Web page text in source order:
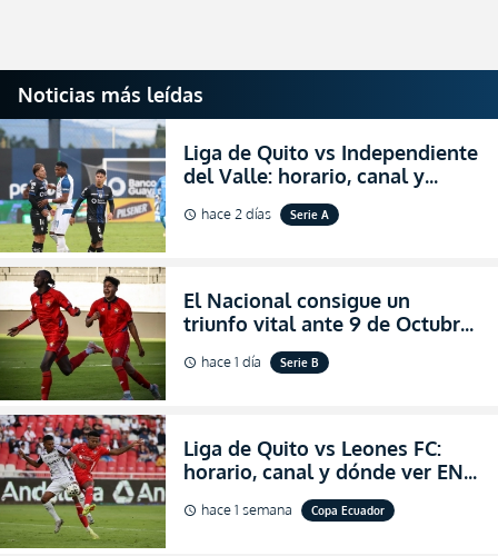
Noticias más leídas
Liga de Quito vs Independiente
del Valle: horario, canal y
dónde ver EN VIVO el
partidazo por la fecha 24 de la
schedule hace 2 días Serie A
El Nacional consigue un
triunfo vital ante 9 de Octubre
para encender la fe en la
salvación
schedule hace 1 día Serie B
Liga de Quito vs Leones FC:
horario, canal y dónde ver EN
VIVO los octavos de final de la
Copa Ecuador 2026
schedule hace 1 semana Copa Ecuador